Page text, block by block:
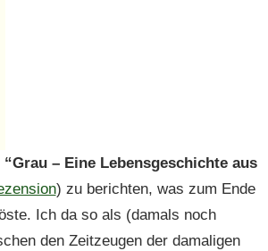
“Grau – Eine Lebensgeschichte aus
) zu berichten, was zum Ende
Ich da so als (damals noch
den Zeitzeugen der damaligen